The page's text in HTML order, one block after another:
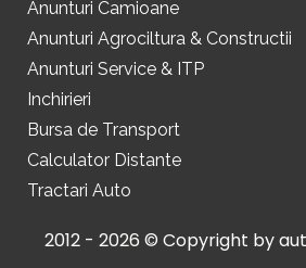
Anunturi Camioane
Anunturi Agrociltura & Constructii
Anunturi Service & ITP
Inchirieri
Bursa de Transport
Calculator Distante
Tractari Auto
2012 - 2026 © Copyright by